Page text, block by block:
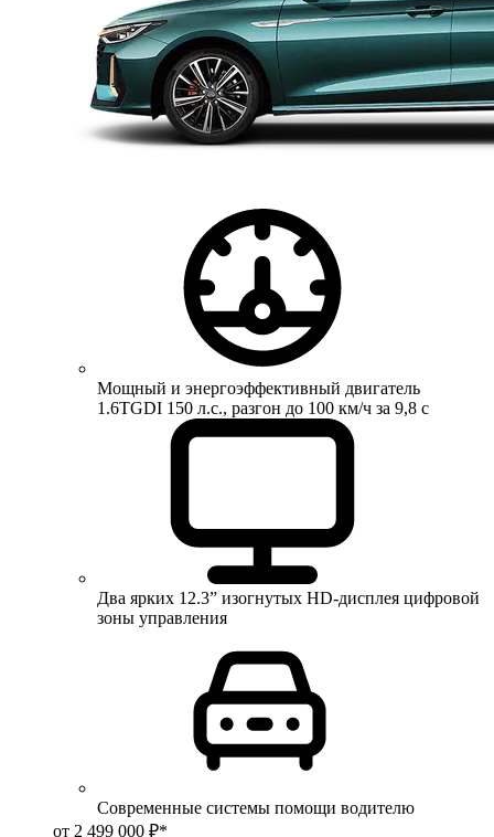
Мощный и энергоэффективный двигатель
1.6TGDI 150 л.с., разгон до 100 км/ч за 9,8 с
Два ярких 12.3” изогнутых HD-дисплея цифровой
зоны управления
Современные системы помощи водителю
от 2 499 000 ₽*